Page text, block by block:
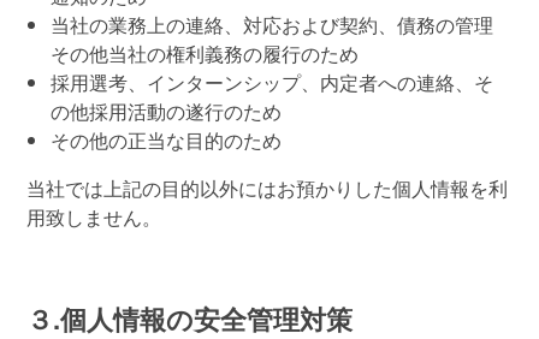
当社の業務上の連絡、対応および契約、債務の管理
その他当社の権利義務の履行のため
採用選考、インターンシップ、内定者への連絡、そ
の他採用活動の遂行のため
その他の正当な目的のため
当社では上記の目的以外にはお預かりした個人情報を利
用致しません。
３.個人情報の安全管理対策